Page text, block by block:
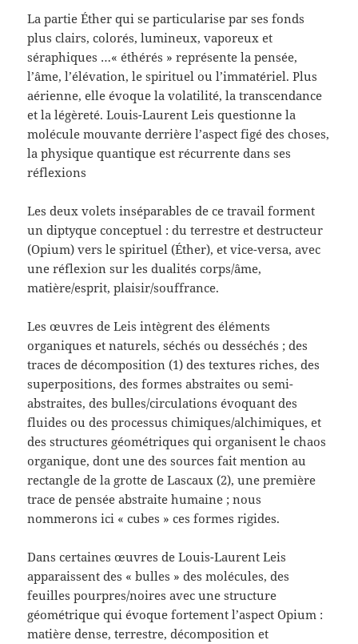
La partie Éther qui se particularise par ses fonds
plus clairs, colorés, lumineux, vaporeux et
séraphiques …« éthérés » représente la pensée,
l’âme, l’élévation, le spirituel ou l’immatériel. Plus
aérienne, elle évoque la volatilité, la transcendance
et la légèreté. Louis-Laurent Leis questionne la
molécule mouvante derrière l’aspect figé des choses,
la physique quantique est récurrente dans ses
réflexions
Les deux volets inséparables de ce travail forment
un diptyque conceptuel : du terrestre et destructeur
(Opium) vers le spirituel (Éther), et vice-versa, avec
une réflexion sur les dualités corps/âme,
matière/esprit, plaisir/souffrance.
Les œuvres de Leis intègrent des éléments
organiques et naturels, séchés ou desséchés ; des
traces de décomposition (1) des textures riches, des
superpositions, des formes abstraites ou semi-
abstraites, des bulles/circulations évoquant des
fluides ou des processus chimiques/alchimiques, et
des structures géométriques qui organisent le chaos
organique, dont une des sources fait mention au
rectangle de la grotte de Lascaux (2), une première
trace de pensée abstraite humaine ; nous
nommerons ici « cubes » ces formes rigides.
Dans certaines œuvres de Louis-Laurent Leis
apparaissent des « bulles » des molécules, des
feuilles pourpres/noires avec une structure
géométrique qui évoque fortement l’aspect Opium :
matière dense, terrestre, décomposition et